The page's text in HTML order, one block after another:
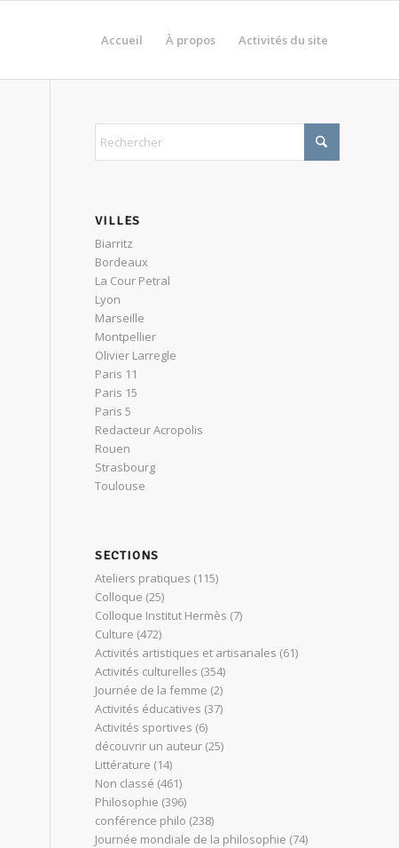
Accueil À propos Activités du site
VILLES
Biarritz
Bordeaux
La Cour Petral
Lyon
Marseille
Montpellier
Olivier Larregle
Paris 11
Paris 15
Paris 5
Redacteur Acropolis
Rouen
Strasbourg
Toulouse
SECTIONS
Ateliers pratiques (115)
Colloque (25)
Colloque Institut Hermès (7)
Culture (472)
Activités artistiques et artisanales (61)
Activités culturelles (354)
Journée de la femme (2)
Activités éducatives (37)
Activités sportives (6)
découvrir un auteur (25)
Littérature (14)
Non classé (461)
Philosophie (396)
conférence philo (238)
Journée mondiale de la philosophie (74)